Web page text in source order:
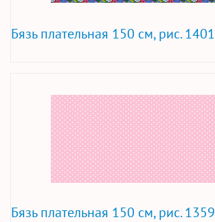
Бязь плательная 150 см, рис. 1401
Бязь плательная 150 см, рис. 1359